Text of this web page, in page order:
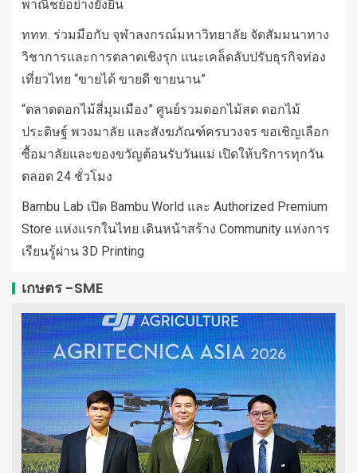
พาณิชย์อย่างยั่งยืน
ททท. ร่วมมือกับ จุฬาลงกรณ์มหาวิทยาลัย จัดสัมมนาทาง
วิชาการและการตลาดเชิงรุก แนะเคล็ดลับปรับธุรกิจท่อง
เที่ยวไทย “ขายได้ ขายดี ขายนาน”
“ตลาดดอกไม้สี่มุมเมือง” ศูนย์รวมดอกไม้สด ดอกไม้
ประดิษฐ์ พวงมาลัย และสังฆภัณฑ์ครบวงจร ขอเชิญเลือก
ซื้อมาลัยและของขวัญต้อนรับวันแม่ เปิดให้บริการทุกวัน
ตลอด 24 ชั่วโมง
Bambu Lab เปิด Bambu World และ Authorized Premium
Store แห่งแรกในไทย เดินหน้าสร้าง Community แห่งการ
เรียนรู้ผ่าน 3D Printing
เกษตร -SME